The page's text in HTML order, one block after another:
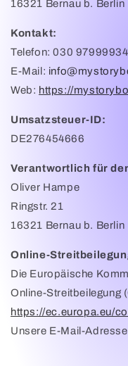
16321 Bernau b. Berlin
Kontakt:
Telefon: 030 97999934
E-Mail: info
Web: https://
Umsatzsteuer-ID:
DE276454666
Verantwortlich für
Oliver Hampe
Ringstr. 21
16321 Bernau b. Berlin
Online-
Die Europäische
Online-Streitbeilegung
https://ec.europa.eu/
Unsere E-Mail-